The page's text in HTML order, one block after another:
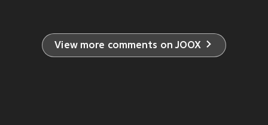
View more comments on JOOX